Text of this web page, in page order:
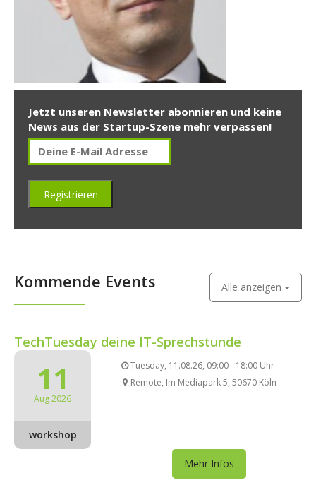
Jetzt unseren Newsletter abonnieren und keine
News aus der Startup-Szene mehr verpassen!
Kommende Events Alle anzeigen
TechTuesday deine IT-Sprechstunde
11
Aug 2026
workshop
Tuesday, 11.08.26, 09:00 - 18:00 Uhr
Remote, Im Mediapark 5, 50670 Köln
Mehr Infos